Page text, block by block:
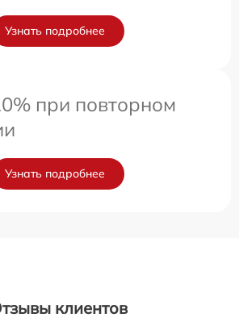
Узнать подробнее
при повторном
Узнать подробнее
клиентов